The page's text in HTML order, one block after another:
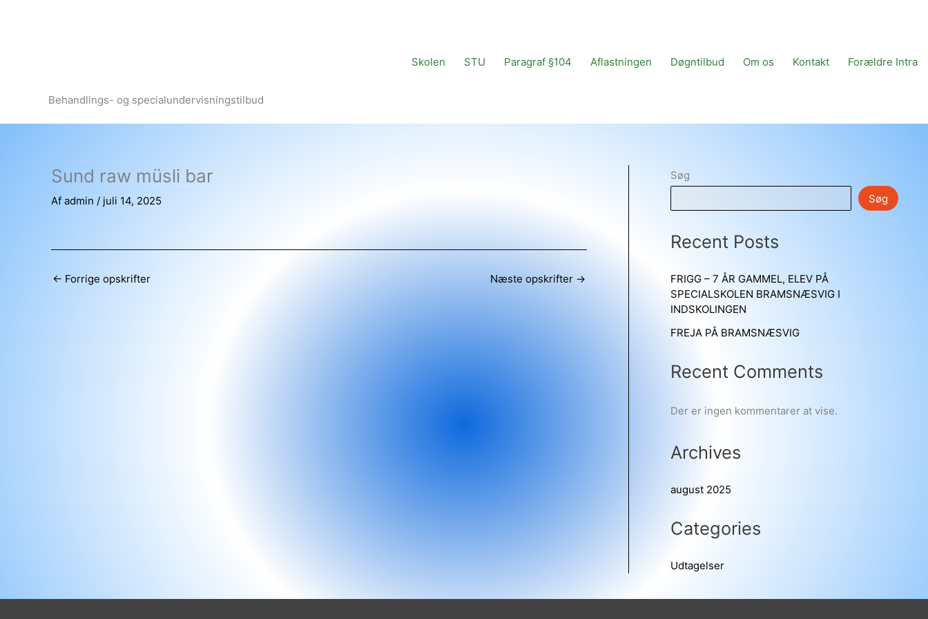
Behandlings- og specialundervisningstilbud
Skolen STU Paragraf §104 Aflastningen Døgntilbud Om os Kontakt Forældre Intra
Sund raw müsli bar
Af admin / juli 14, 2025
← Forrige opskrifter Næste opskrifter →
Søg
Søg
Recent Posts
FRIGG – 7 ÅR GAMMEL, ELEV PÅ
SPECIALSKOLEN BRAMSNÆSVIG I
INDSKOLINGEN
FREJA PÅ BRAMSNÆSVIG
Recent Comments
Der er ingen kommentarer at vise.
Archives
august 2025
Categories
Udtagelser